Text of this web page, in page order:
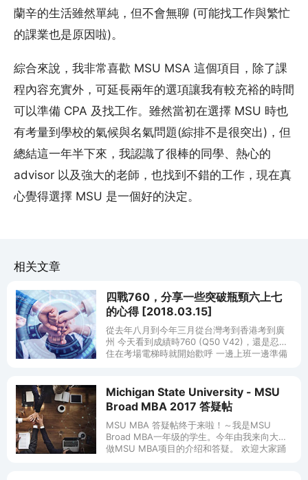
蘭辛的生活雖然單純，但不會無聊 (可能找工作與繁忙
的課業也是原因啦)。
綜合來說，我非常喜歡 MSU MSA 這個項目，除了課
程內容充實外，可延長兩年的選項讓我有較充裕的時間
可以準備 CPA 及找工作。雖然當初在選擇 MSU 時也
有考量到學校的氣候與名氣問題(綜排不是很突出)，但
總結這一年半下來，我認識了很棒的同學、熱心的
advisor 以及強大的老師，也找到不錯的工作，現在真
心覺得選擇 MSU 是一個好的決定。
相关文章
四戰760，分享一些突破瓶頸六上七
的心得 [2018.03.15]
從去年八月到今年三月從台灣考到香港考到廣
州 今天看到成績時760 (Q50 V42)，還是忍不
住在考場電梯時就開始歡呼 一邊上班一邊準備
Michigan State University - MSU
Broad MBA 2017 答疑帖
MSU MBA 答疑帖终于来啦！～我是MSU
Broad MBA一年级的学生。今年由我来向大家
做MSU MBA项目的介绍和答疑。 欢迎大家踊